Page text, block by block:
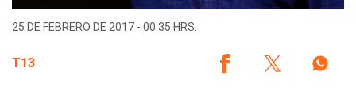
25 DE FEBRERO DE 2017 - 00:35 HRS.
T13